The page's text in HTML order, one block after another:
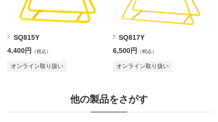
SQ815Y
4,400円
（税込）
オンライン取り扱い
SQ817Y
6,500円
（税込）
オンライン取り扱い
他の製品をさがす